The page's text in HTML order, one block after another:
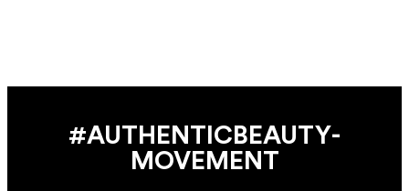
#AUTHENTIC­BEAUTY­
MOVEMENT